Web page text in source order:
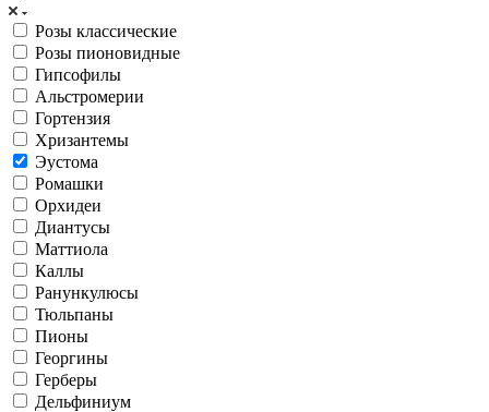
Розы классические
Розы пионовидные
Гипсофилы
Альстромерии
Гортензия
Хризантемы
Эустома
Ромашки
Орхидеи
Диантусы
Маттиола
Каллы
Ранункулюсы
Тюльпаны
Пионы
Георгины
Герберы
Дельфиниум